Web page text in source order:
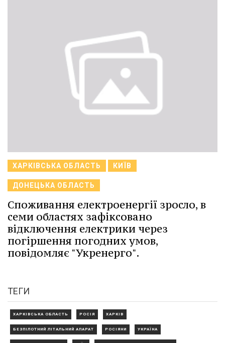
ХАРКІВСЬКА ОБЛАСТЬ КИЇВ
ДОНЕЦЬКА ОБЛАСТЬ
Споживання електроенергії зросло, в
семи областях зафіксовано
відключення електрики через
погіршення погодних умов,
повідомляє "Укренерго".
ТЕГИ
ХАРКІВСЬКА ОБЛАСТЬ РОСІЯ ХАРКІВ
БЕЗПІЛОТНИЙ ЛІТАЛЬНИЙ АПАРАТ РОСІЯНИ УКРАЇНА